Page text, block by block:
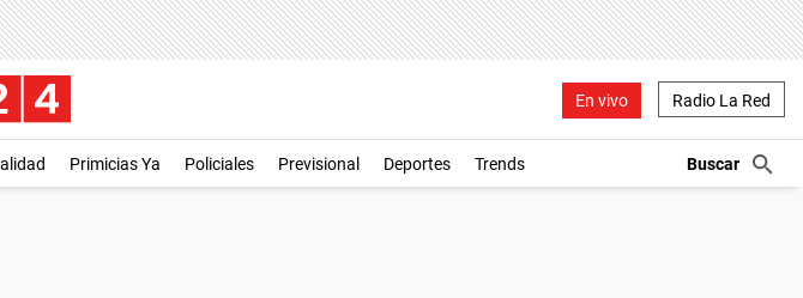
En vivo Radio La Red
Primicias Ya Policiales Previsional Deportes Trends